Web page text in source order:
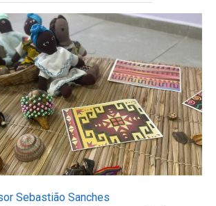
Sebastião Sanches